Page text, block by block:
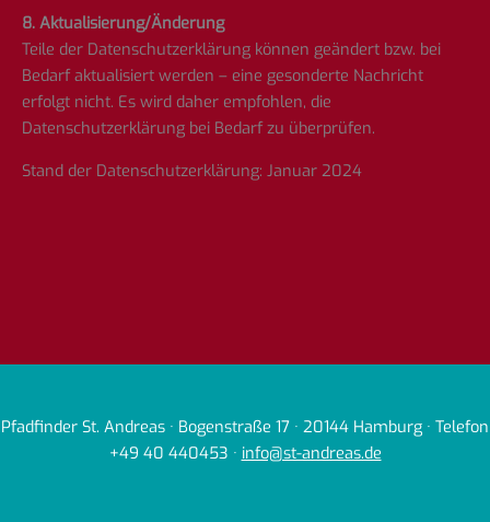
8. Aktualisierung/Änderung
Teile der Datenschutzerklärung können geändert bzw. bei
Bedarf aktualisiert werden – eine gesonderte Nachricht
erfolgt nicht. Es wird daher empfohlen, die
Datenschutzerklärung bei Bedarf zu überprüfen.
Stand der Datenschutzerklärung: Januar 2024
Pfadfinder St. Andreas · Bogenstraße 17 · 20144 Hamburg · Telefon
+49 40 440453 · info@st-andreas.de